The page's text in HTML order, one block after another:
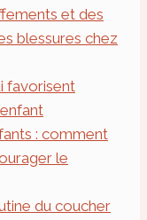
et des
blessures chez
favorisent
: comment
le
du coucher